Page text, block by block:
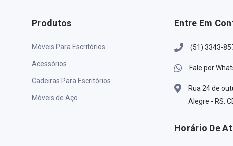
Produtos
Móveis Para Escritórios
Acessórios
Cadeiras Para Escritórios
Móveis de Aço
Entre Em
(51) 3343-
Fale por
Rua 24 de
Alegre - RS.
Horário De